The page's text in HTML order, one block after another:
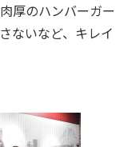
厚のハンバーガー
ないなど、キレイ